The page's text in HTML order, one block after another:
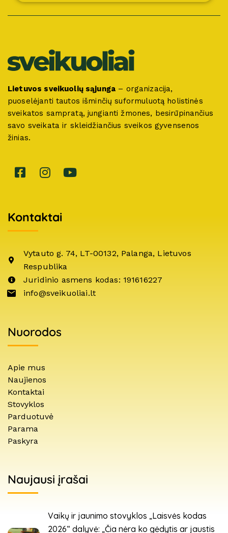
Lietuvos sveikuolių sąjunga – organizacija,
puoselėjanti tautos išminčių suformuluotą holistinės
sveikatos sampratą, jungianti žmones, besirūpinančius
savo sveikata ir skleidžiančius sveikos gyvensenos
žinias.
Kontaktai
Vytauto g. 74, LT-00132, Palanga, Lietuvos
Respublika
Juridinio asmens kodas: 191616227
info@sveikuoliai.lt
Nuorodos
Apie mus
Naujienos
Kontaktai
Stovyklos
Parduotuvė
Parama
Paskyra
Naujausi įrašai
Vaikų ir jaunimo stovyklos „Laisvės kodas
2026“ dalyvė: „Čia nėra ko gėdytis ar jaustis